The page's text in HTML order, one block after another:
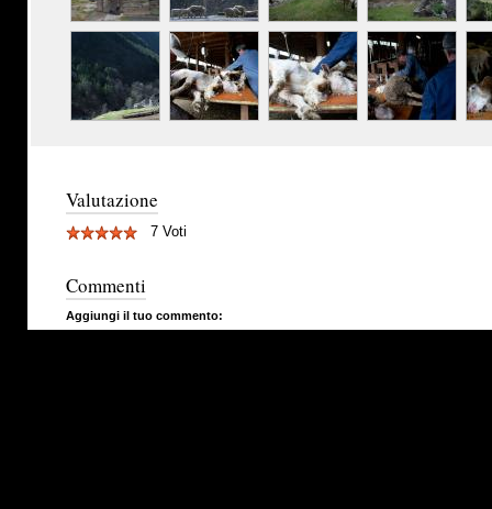
Valutazione
7 Voti
Commenti
Aggiungi il tuo commento: